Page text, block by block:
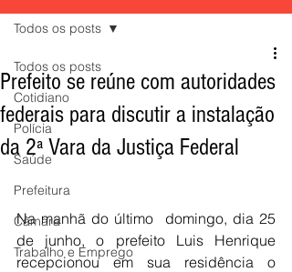
Todos os posts
Cotidiano
Polícia
Saúde
Prefeitura
Câmara
Trabalho e Emprego
Todos os posts
Prefeito se reúne com autoridades
federais para discutir a instalação
da 2ª Vara da Justiça Federal
Na manhã do último  domingo, dia 25
de junho, o prefeito Luis Henrique
recepcionou em sua residência o